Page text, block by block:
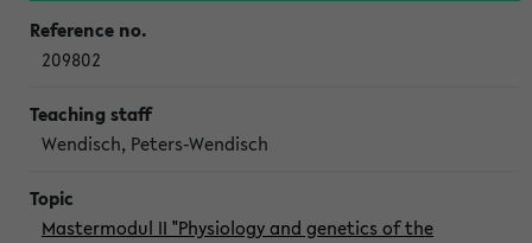
209802
Wendisch, Peters-Wendisch
Mastermodul II "Physiology and genetics of the